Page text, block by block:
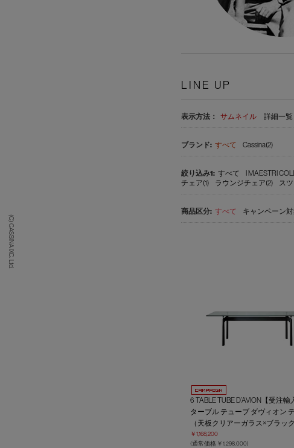
(C) CASSINA IXC. Ltd.
LINE UP
表示方法： サムネイル 詳細一覧
すべて Cassina(2)
すべて I MAESTRI
チェア(1)
ラウンジチェア(2) ス
すべて キャンペーン
6 TABLE TUBE D’AVION【受注輸
ターブル テューブ ダヴィオン
（天板クリアーガラス×ブラック
￥1,168,200
(通常価格 ￥1,298,000)